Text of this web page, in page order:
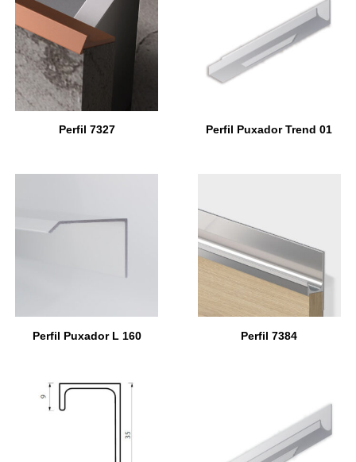
Perfil 7327 Perfil Puxador Trend 01
Perfil Puxador L 160 Perfil 7384